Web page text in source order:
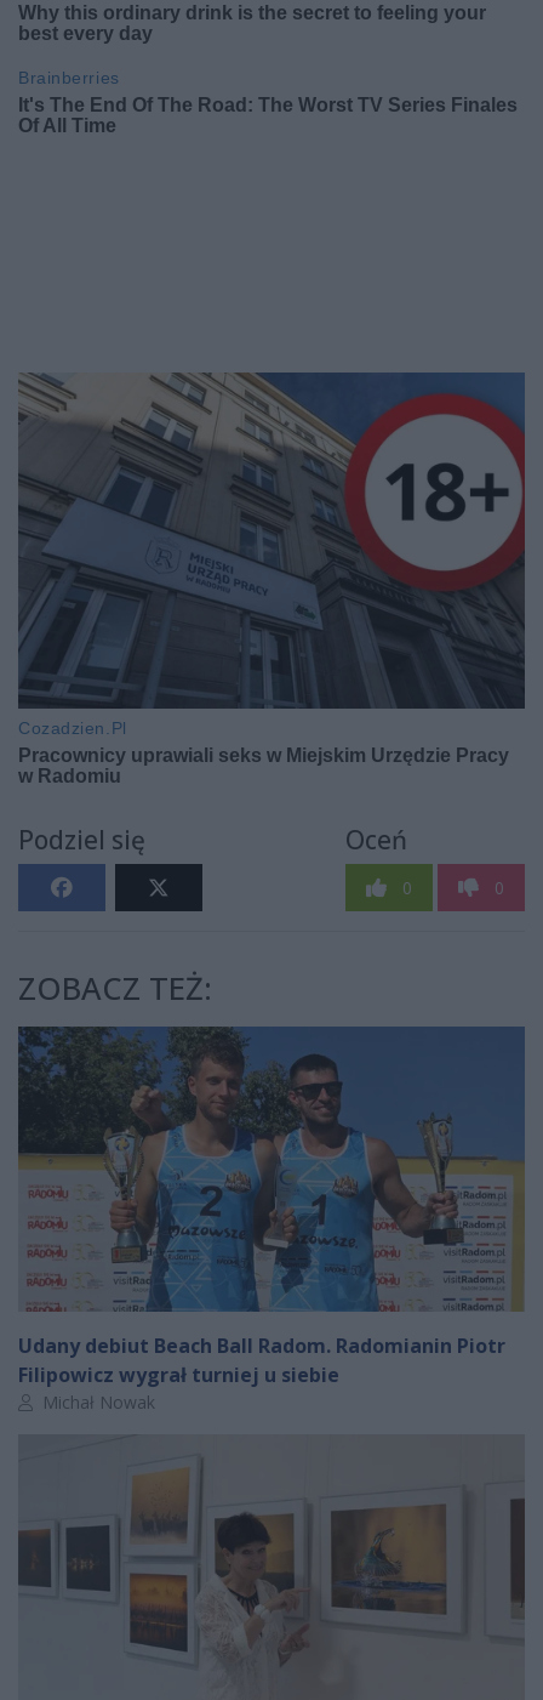
Podziel się Oceń
0 0
ZOBACZ TEŻ:
Udany debiut Beach Ball Radom. Radomianin Piotr
Filipowicz wygrał turniej u siebie
Autor artykułu:
Michał Nowak